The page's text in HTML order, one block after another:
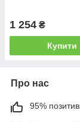
1 254 ₴
Купити
Про нас
95%